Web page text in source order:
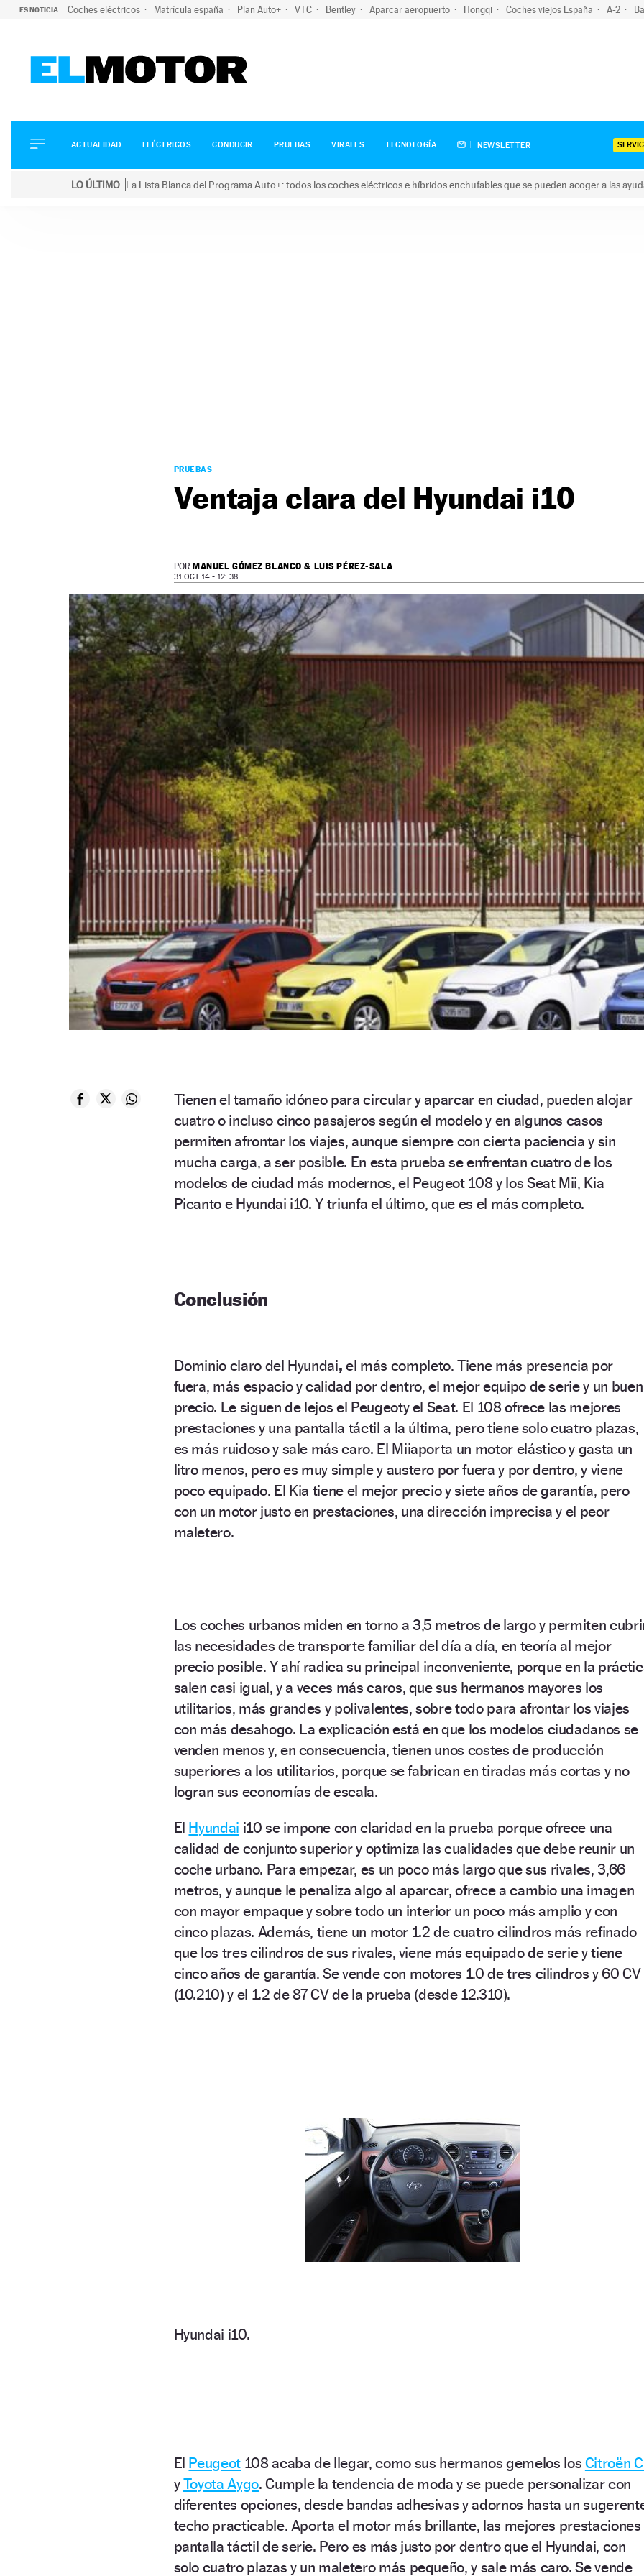
ES NOTICIA: Coches eléctricos Matrícula españa Plan Auto+ VTC Bentley Aparcar aeropuerto Hongqi Coches viejos España A-2
ELÉCTRICOS
CONDUCIR
ACTUALIDAD ELÉCTRICOS CONDUCIR PRUEBAS VIRALES TECNOLOGÍA NEWSLETTER
LO ÚLTIMO La Lista Blanca del Programa Auto+: todos los coches eléctricos e híbridos enchufables que se pueden acoger a las
PRUEBAS
Ventaja clara del Hyundai i10
POR MANUEL GÓMEZ BLANCO & LUIS PÉREZ-SALA
31 OCT 14 - 12: 38
Tienen el tamaño idóneo para circular y aparcar en ciudad, pueden alojar
cuatro o incluso cinco pasajeros según el modelo y en algunos casos
permiten afrontar los viajes, aunque siempre con cierta paciencia y sin
mucha carga, a ser posible. En esta prueba se enfrentan cuatro de los
modelos de ciudad más modernos, el Peugeot 108 y los Seat Mii, Kia
Picanto e Hyundai i10. Y triunfa el último, que es el más completo.
Conclusión
Dominio claro del Hyundai, el más completo. Tiene más presencia por
fuera, más espacio y calidad por dentro, el mejor equipo de serie y un buen
precio. Le siguen de lejos el Peugeoty el Seat. El 108 ofrece las mejores
prestaciones y una pantalla táctil a la última, pero tiene solo cuatro plazas,
es más ruidoso y sale más caro. El Miiaporta un motor elástico y gasta un
litro menos, pero es muy simple y austero por fuera y por dentro, y viene
poco equipado. El Kia tiene el mejor precio y siete años de garantía, pero
con un motor justo en prestaciones, una dirección imprecisa y el peor
maletero.
Los coches urbanos miden en torno a 3,5 metros de largo y permiten
las necesidades de transporte familiar del día a día, en teoría al mejor
precio posible. Y ahí radica su principal inconveniente, porque en la
salen casi igual, y a veces más caros, que sus hermanos mayores los
utilitarios, más grandes y polivalentes, sobre todo para afrontar los viajes
con más desahogo. La explicación está en que los modelos ciudadanos se
venden menos y, en consecuencia, tienen unos costes de producción
superiores a los utilitarios, porque se fabrican en tiradas más cortas y no
logran sus economías de escala.
El Hyundai i10 se impone con claridad en la prueba porque ofrece una
calidad de conjunto superior y optimiza las cualidades que debe reunir un
coche urbano. Para empezar, es un poco más largo que sus rivales, 3,66
metros, y aunque le penaliza algo al aparcar, ofrece a cambio una imagen
con mayor empaque y sobre todo un interior un poco más amplio y con
cinco plazas. Además, tiene un motor 1.2 de cuatro cilindros más refinado
que los tres cilindros de sus rivales, viene más equipado de serie y tiene
cinco años de garantía. Se vende con motores 1.0 de tres cilindros y 60 CV
(10.210) y el 1.2 de 87 CV de la prueba (desde 12.310).
Hyundai i10.
El Peugeot 108 acaba de llegar, como sus hermanos gemelos los Citroën
yToyota Aygo. Cumple la tendencia de moda y se puede personalizar con
diferentes opciones, desde bandas adhesivas y adornos hasta un
techo practicable. Aporta el motor más brillante, las mejores prestaciones
pantalla táctil de serie. Pero es más justo por dentro que el Hyundai, con
solo cuatro plazas y un maletero más pequeño, y sale más caro. Se vende